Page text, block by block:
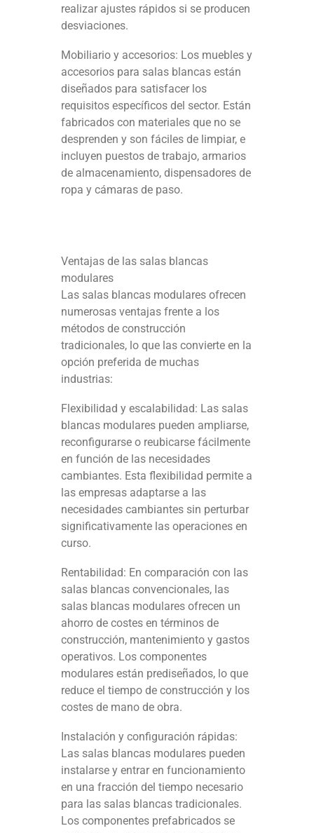
realizar ajustes rápidos si se producen
desviaciones.
Mobiliario y accesorios: Los muebles y
accesorios para salas blancas están
diseñados para satisfacer los
requisitos específicos del sector. Están
fabricados con materiales que no se
desprenden y son fáciles de limpiar, e
incluyen puestos de trabajo, armarios
de almacenamiento, dispensadores de
ropa y cámaras de paso.
Ventajas de las salas blancas
modulares
Las salas blancas modulares ofrecen
numerosas ventajas frente a los
métodos de construcción
tradicionales, lo que las convierte en la
opción preferida de muchas
industrias:
Flexibilidad y escalabilidad: Las salas
blancas modulares pueden ampliarse,
reconfigurarse o reubicarse fácilmente
en función de las necesidades
cambiantes. Esta flexibilidad permite a
las empresas adaptarse a las
necesidades cambiantes sin perturbar
significativamente las operaciones en
curso.
Rentabilidad: En comparación con las
salas blancas convencionales, las
salas blancas modulares ofrecen un
ahorro de costes en términos de
construcción, mantenimiento y gastos
operativos. Los componentes
modulares están prediseñados, lo que
reduce el tiempo de construcción y los
costes de mano de obra.
Instalación y configuración rápidas:
Las salas blancas modulares pueden
instalarse y entrar en funcionamiento
en una fracción del tiempo necesario
para las salas blancas tradicionales.
Los componentes prefabricados se